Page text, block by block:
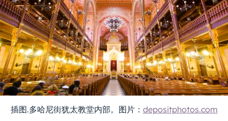
插图.多哈尼街犹太教堂内部。图片： depositphotos.com